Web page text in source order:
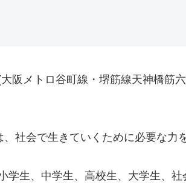
阪メトロ谷町線・堺筋線天神橋筋
社会で生きていくために必要な力
生、中学生、高校生、大学生、社